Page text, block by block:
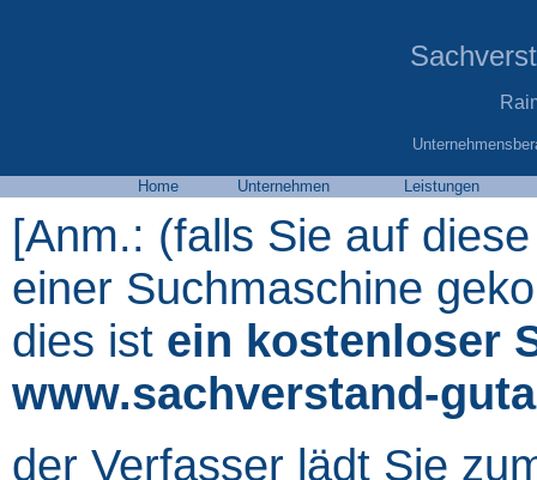
Home Unternehmen Leistungen
[Anm.: (falls Sie auf
einer Suchmaschine
dies ist ein kostenloser
www.sachverstand-
der Verfasser lädt Sie